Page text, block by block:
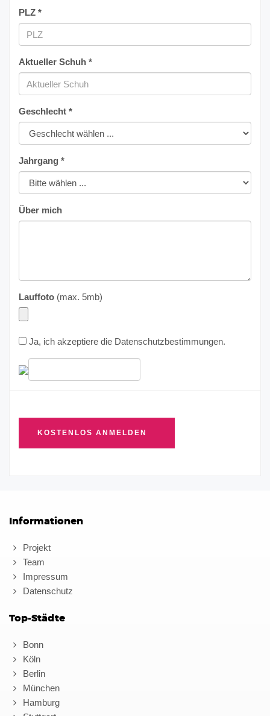
PLZ *
Aktueller Schuh *
Geschlecht *
Jahrgang *
Über mich
Lauffoto (max. 5mb)
Ja, ich akzeptiere die Datenschutzbestimmungen.
Informationen
Projekt
Team
Impressum
Datenschutz
Top-Städte
Bonn
Köln
Berlin
München
Hamburg